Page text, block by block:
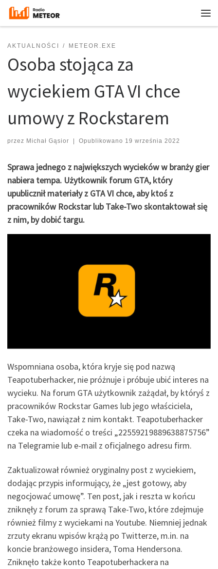
Przejdź do treści
AKTUALNOŚCI METEOR.EXE
Osoba stojąca za
wyciekiem GTA VI chce
umowy z Rockstarem
przez Michał Gąsior Opublikowano 19 września 2022
Sprawa jednego z największych wycieków w branży gier
nabiera tempa. Użytkownik forum GTA, który
upublicznił materiały z GTA VI chce, aby ktoś z
pracowników Rockstar lub Take-Two skontaktował się
z nim, by dobić targu.
Wspomniana osoba, która kryje się pod nazwą
Teapotuberhacker, nie próżnuje i próbuje ubić interes na
wycieku. Na forum GTA użytkownik zażądał, by któryś z
pracowników Rockstar Games lub jego właściciela,
Take-Two, nawiązał z nim kontakt. Teapotuberhacker
czeka na wiadomość o treści „22559219889638875756”
na Telegramie lub e-mail z oficjalnego adresu firm.
Zaktualizował również oryginalny post z wyciekiem,
dodając przypis informujący, że „jest gotowy, aby
negocjować umowę”. Ten post, jak i reszta w końcu
zniknęły z forum za sprawą Take-Two, które zdejmuje
również filmy z wyciekami na Youtube. Niemniej jednak
zrzuty ekranu wpisów krążą po Twitterze, m.in. na
koncie branżowego insidera, Toma Hendersona.
Zniknęło także konto Teapotuberhackera na